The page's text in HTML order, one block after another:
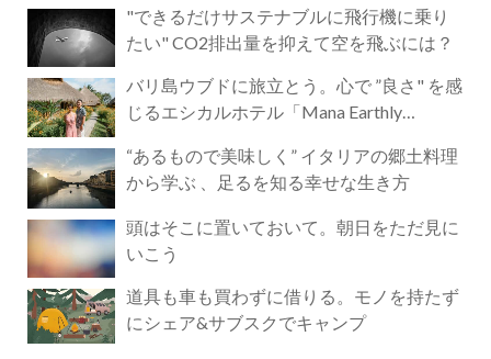
"できるだけサステナブルに飛行機に乗り
たい" CO2排出量を抑えて空を飛ぶには？
バリ島ウブドに旅立とう。心で ”良さ" を感
じるエシカルホテル「Mana Earthly
“あるもので美味しく” イタリアの郷土料理
から学ぶ 、足るを知る幸せな生き方
頭はそこに置いておいて。朝日をただ見に
いこう
道具も車も買わずに借りる。モノを持たず
にシェア&サブスクでキャンプ